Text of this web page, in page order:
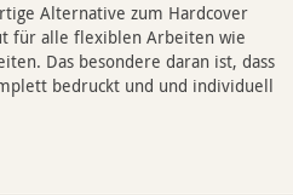
Alternative zum Hardcover
für alle flexiblen Arbeiten wie
Das besondere daran ist, dass
bedruckt und und individuell